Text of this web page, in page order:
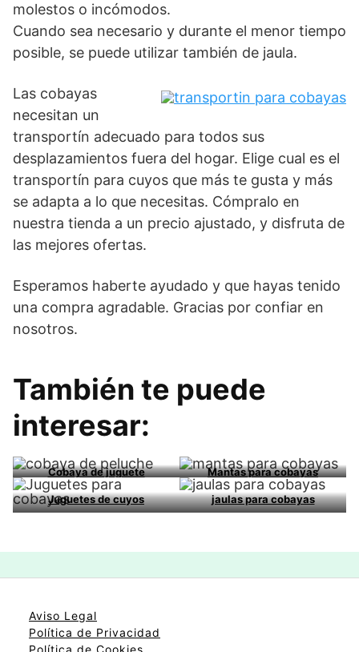
molestos o incómodos.
Cuando sea necesario y durante el menor tiempo
posible, se puede utilizar también de jaula.
Las cobayas
necesitan un
transportín adecuado para todos sus
desplazamientos fuera del hogar. Elige cual es el
transportín para cuyos que más te gusta y más
se adapta a lo que necesitas. Cómpralo en
nuestra tienda a un precio ajustado, y disfruta de
las mejores ofertas.
Esperamos haberte ayudado y que hayas tenido
una compra agradable. Gracias por confiar en
nosotros.
También te puede
interesar:
Cobaya de juguete Mantas para cobayas
Juguetes de cuyos jaulas para cobayas
Aviso Legal
Política de Privacidad
Política de Cookies